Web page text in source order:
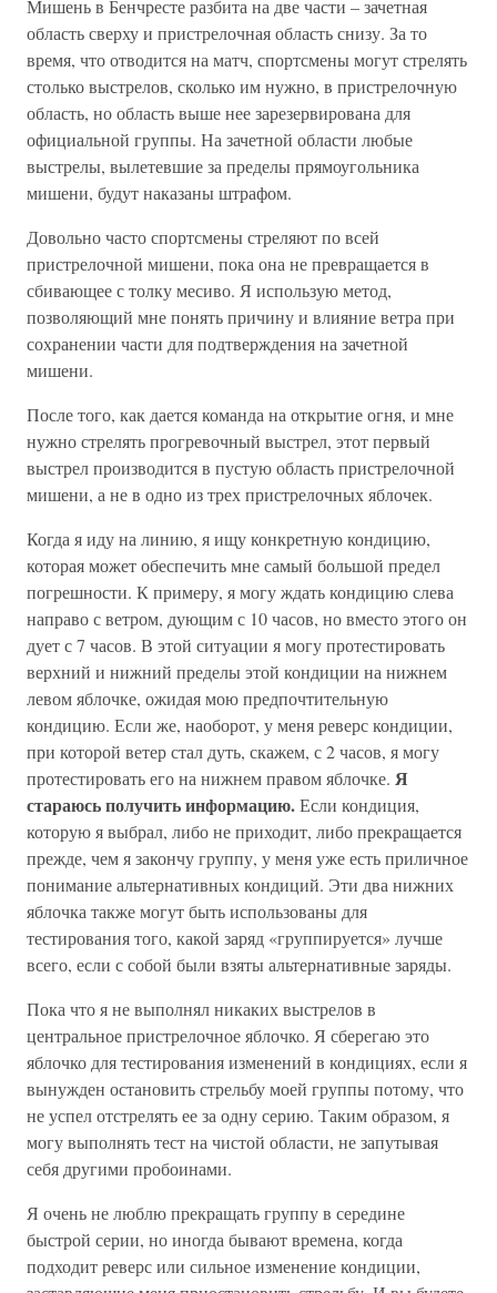
Мишень в Бенчресте разбита на две части – зачетная
область сверху и пристрелочная область снизу. За то
время, что отводится на матч, спортсмены могут стрелять
столько выстрелов, сколько им нужно, в пристрелочную
область, но область выше нее зарезервирована для
официальной группы. На зачетной области любые
выстрелы, вылетевшие за пределы прямоугольника
мишени, будут наказаны штрафом.
Довольно часто спортсмены стреляют по всей
пристрелочной мишени, пока она не превращается в
сбивающее с толку месиво. Я использую метод,
позволяющий мне понять причину и влияние ветра при
сохранении части для подтверждения на зачетной
мишени.
После того, как дается команда на открытие огня, и мне
нужно стрелять прогревочный выстрел, этот первый
выстрел производится в пустую область пристрелочной
мишени, а не в одно из трех пристрелочных яблочек.
Когда я иду на линию, я ищу конкретную кондицию,
которая может обеспечить мне самый большой предел
погрешности. К примеру, я могу ждать кондицию слева
направо с ветром, дующим с 10 часов, но вместо этого он
дует с 7 часов. В этой ситуации я могу протестировать
верхний и нижний пределы этой кондиции на нижнем
левом яблочке, ожидая мою предпочтительную
кондицию. Если же, наоборот, у меня реверс кондиции,
при которой ветер стал дуть, скажем, с 2 часов, я могу
протестировать его на нижнем правом яблочке. Я
стараюсь получить информацию.Если кондиция,
которую я выбрал, либо не приходит, либо прекращается
прежде, чем я закончу группу, у меня уже есть приличное
понимание альтернативных кондиций. Эти два нижних
яблочка также могут быть использованы для
тестирования того, какой заряд «группируется» лучше
всего, если с собой были взяты альтернативные заряды.
Пока что я не выполнял никаких выстрелов в
центральное пристрелочное яблочко. Я сберегаю это
яблочко для тестирования изменений в кондициях, если я
вынужден остановить стрельбу моей группы потому, что
не успел отстрелять ее за одну серию. Таким образом, я
могу выполнять тест на чистой области, не запутывая
себя другими пробоинами.
Я очень не люблю прекращать группу в середине
быстрой серии, но иногда бывают времена, когда
подходит реверс или сильное изменение кондиции,